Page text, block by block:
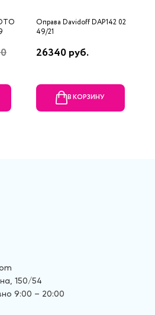
Оправа Davidoff DAP142 02
49/21
26340 руб.
В КОРЗИНУ
150/54
9:00 – 20:00